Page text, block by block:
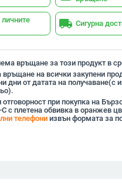
local_shipping Сигурна
връщане за този продукт в
на всички закупени
дни от датата на получаване(с
отговорност при покупка на
C с плетена обвивка в оранжев
телефониизвън формата за